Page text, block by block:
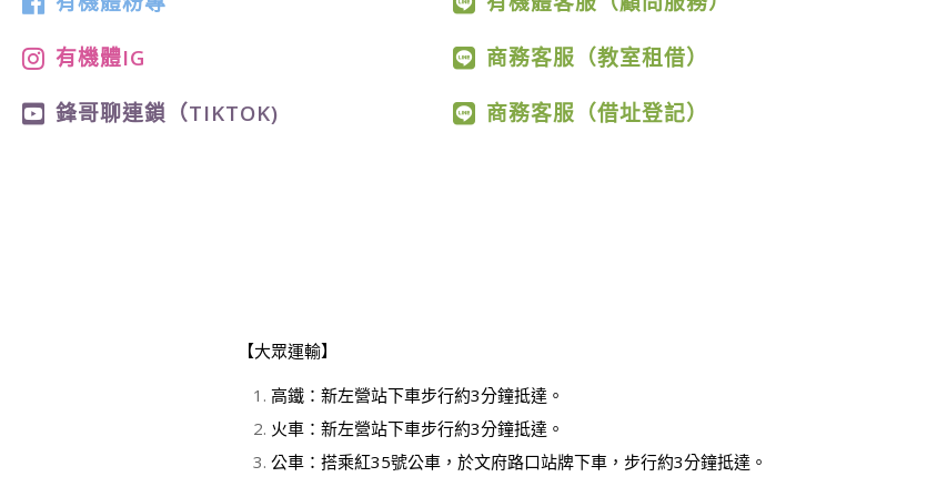
有機體IG
鋒哥聊連鎖（TIKTOK)
商務客服（教室租借）
商務客服（借址登記）
【大眾運輸】
高鐵：新左營站下車步行約3分鐘抵達。
火車：新左營站下車步行約3分鐘抵達。
公車：搭乘紅35號公車，於文府路口站牌下車，步行約3分鐘抵達。